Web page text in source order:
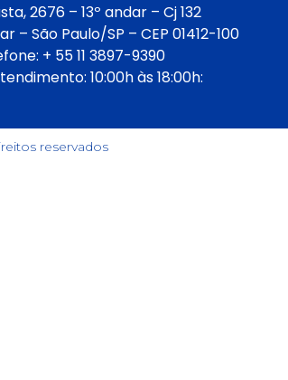
2676 – 13º andar – Cj 132
– São Paulo/SP – CEP 01412-100
+ 55 11 3897-9390
10:00h às 18:00h:
reservados